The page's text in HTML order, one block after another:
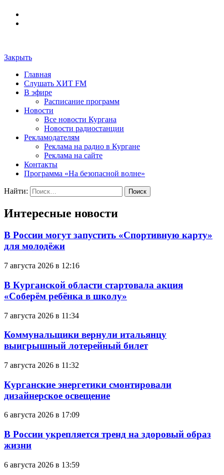
Закрыть
Главная
Слушать ХИТ FM
В эфире
Расписание программ
Новости
Все новости Кургана
Новости радиостанции
Рекламодателям
Реклама на радио в Кургане
Реклама на сайте
Контакты
Программа «На безопасной волне»
Найти:
Интересные новости
В России могут запустить «Спортивную карту»
для молодёжи
7 августа 2026 в 12:16
В Курганской области стартовала акция
«Соберём ребёнка в школу»
7 августа 2026 в 11:34
Коммунальщики вернули итальянцу
выигрышный лотерейный билет
7 августа 2026 в 11:32
Курганские энергетики смонтировали
дизайнерское освещение
6 августа 2026 в 17:09
В России укрепляется тренд на здоровый образ
жизни
6 августа 2026 в 13:59